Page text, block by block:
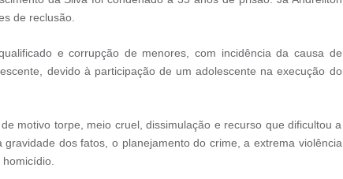
de reclusão.
e corrupção de menores, com incidência da causa de
devido à participação de um adolescente na execução do
motivo torpe, meio cruel, dissimulação e recurso que dificultou a
dos fatos, o planejamento do crime, a extrema violência